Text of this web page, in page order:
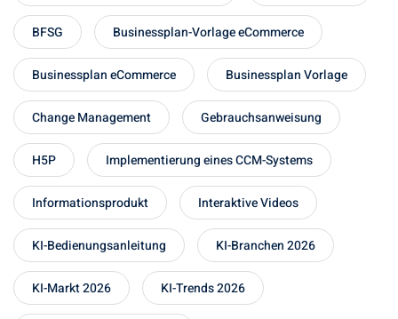
BFSG Businessplan-Vorlage eCommerce
Businessplan eCommerce Businessplan Vorlage
Change Management Gebrauchsanweisung
H5P Implementierung eines CCM-Systems
Informationsprodukt Interaktive Videos
KI-Bedienungsanleitung KI-Branchen 2026
KI-Markt 2026 KI-Trends 2026